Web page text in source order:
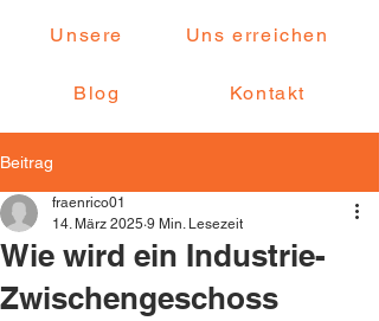
Unsere Uns erreichen
Blog Kontakt
Beitrag
Wie wird ein Industrie-
Zwischengeschoss
fraenrico01
14. März 2025 9 Min. Lesezeit